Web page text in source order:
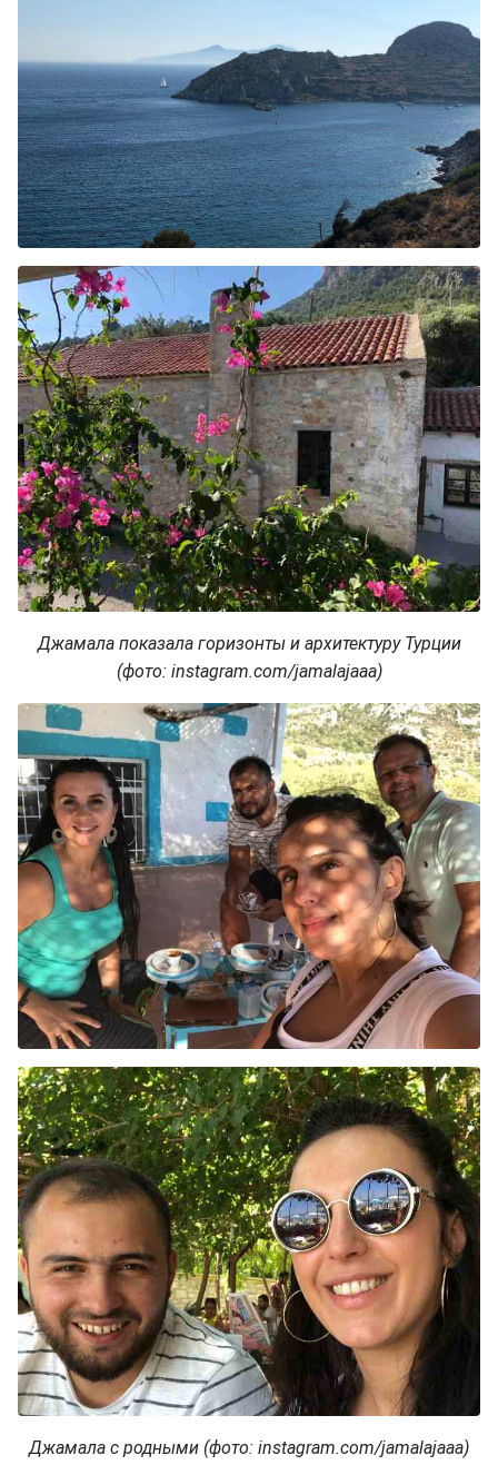
Джамала показала горизонты и архитектуру Турции
(фото: instagram.com/jamalajaaa)
Джамала с родными (фото: instagram.com/jamalajaaa)